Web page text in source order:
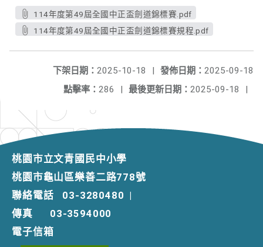
114年度第49屆全國中正盃劍道錦標賽.pdf
114年度第49屆全國中正盃劍道錦標賽規程.pdf
發佈日期： 2025-09-18
下架日期： 2025-10-18
|
最後更新日期： 2025-09-18 |
點擊率： 286 |
桃園市立文青國民中小學
桃園市龜山區樂善二路778號
聯絡電話
03-3280480 |
傳真
03-3594000
電子信箱